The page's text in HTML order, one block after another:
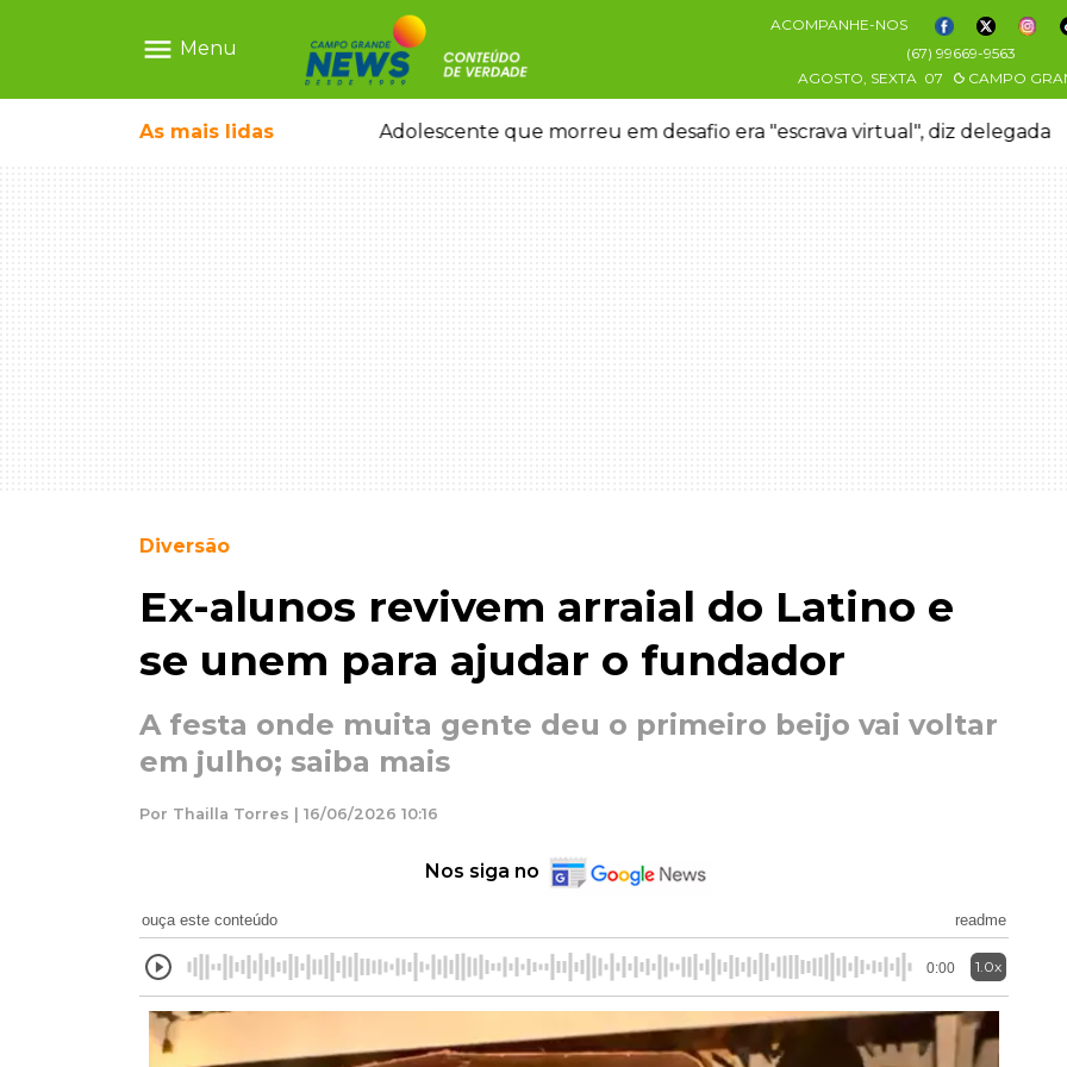
menu Menu
ACOMPANHE-NOS
(67) 99669-9563
AGOSTO, SEXTA 07 CAMPO
As mais lidas
temporal no interior Adolescente que morreu em desafio era "escrava virtual", diz delegada
Diversão
Ex-alunos revivem arraial do Latino e
se unem para ajudar o fundador
A festa onde muita gente deu o primeiro beijo vai voltar
em julho; saiba mais
Por Thailla Torres | 16/06/2026 10:16
Nos siga no
ouça este conteúdo readme
0:00 1.0x